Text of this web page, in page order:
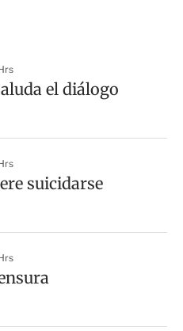
el diálogo
suicidarse